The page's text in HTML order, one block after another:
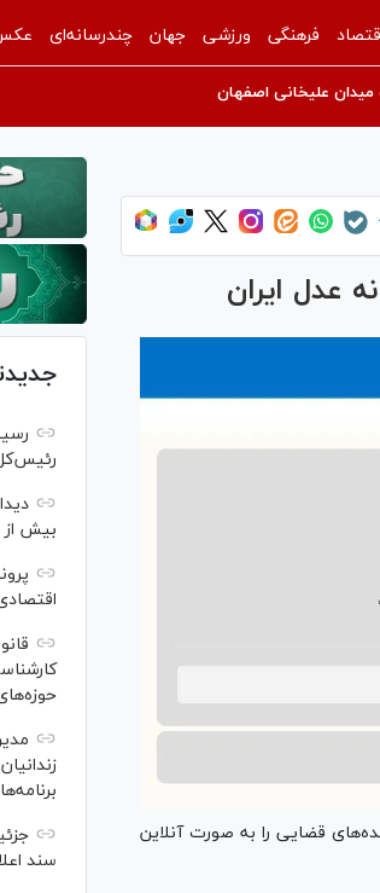
فرهنگی ورزشی جهان چندرسانه‌ای
علیخانی اصفهان
عدل ایران
قضایی را به صورت آنلاین
بیش از ۱۰۰ مددجوی بازداشتگاه رشت
سند